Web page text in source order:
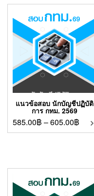
แนวข้อสอบ นักบัญชีปฏิบัติ
การ กทม. 2569
585.00฿ –605.00฿